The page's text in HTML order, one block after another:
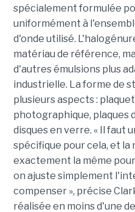
spécialement formulée
uniformément à
d'onde utilisé.
matériau de référence,
d'autres émulsions plus
industrielle. La forme de
plusieurs aspects :
photographique, plaques
disques en verre. « Il faut
spécifique pour cela, et la
exactement la même
on ajuste simplement
compenser », précise
réalisée en moins d'une